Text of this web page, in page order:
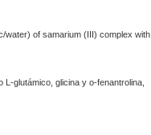
water) of samarium (III) complex with
glutámico, glicina y o-fenantrolina,